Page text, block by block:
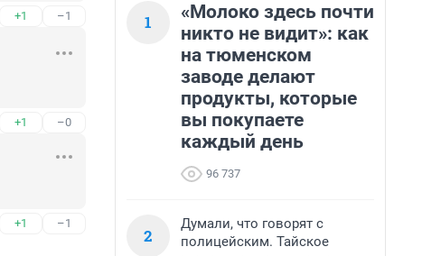
+1 –1
+1 –0
+1 –1
1
«Молоко здесь почти
никто не видит»: как
на тюменском
заводе делают
продукты, которые
вы покупаете
каждый день
96 737
2
Думали, что говорят с
полицейским. Тайское